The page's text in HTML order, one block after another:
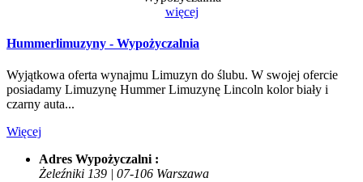
więcej
Hummerlimuzyny - Wypożyczalnia
Wyjątkowa oferta wynajmu Limuzyn do ślubu. W swojej ofercie
posiadamy Limuzynę Hummer Limuzynę Lincoln kolor biały i
czarny auta...
Więcej
Adres Wypożyczalni :
Żeleźniki 139 | 07-106 Warszawa